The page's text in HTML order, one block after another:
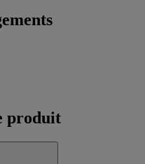
produit